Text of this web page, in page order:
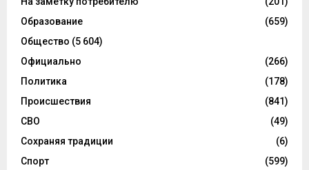
Образование
(659)
Общество (5 604)
Официально
(266)
Политика
(178)
Происшествия
(841)
СВО
(49)
Сохраняя традиции
(6)
Спорт
(599)